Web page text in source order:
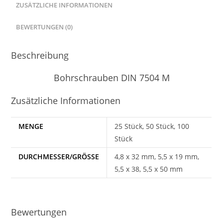
ZUSÄTZLICHE INFORMATIONEN
BEWERTUNGEN (0)
Beschreibung
Bohrschrauben DIN 7504 M
Zusätzliche Informationen
MENGE
25 Stück, 50 Stück, 100
Stück
DURCHMESSER/GRÖSSE
4,8 x 32 mm, 5,5 x 19 mm,
5,5 x 38, 5,5 x 50 mm
Bewertungen